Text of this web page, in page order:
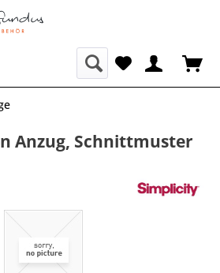
Anzug, Schnittmuster